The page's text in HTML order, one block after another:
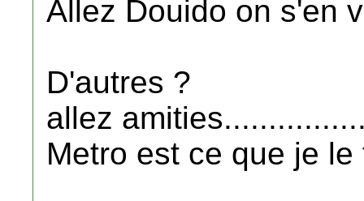
Allez Douido on s'en
D'autres ?
allez
Metro est ce que je